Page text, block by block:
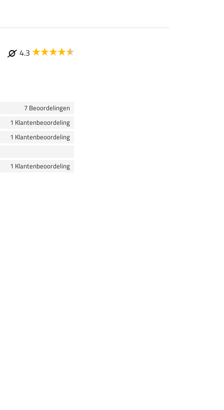
4.3
7 Beoordelingen
1 Klantenbeoordeling
1 Klantenbeoordeling
1 Klantenbeoordeling